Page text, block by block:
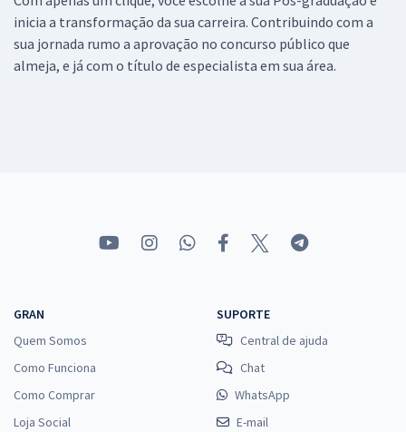
inicia a transformação da sua carreira. Contribuindo com a
sua jornada rumo a aprovação no concurso público que
almeja, e já com o título de especialista em sua área.
GRAN
Quem Somos
Como Funciona
Como Comprar
Loja Social
SUPORTE
Central de ajuda
Chat
WhatsApp
E-mail